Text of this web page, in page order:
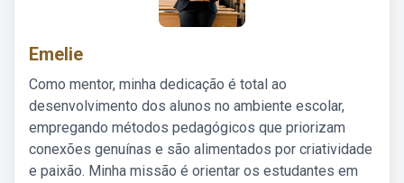
Emelie
Como mentor, minha dedicação é total ao
desenvolvimento dos alunos no ambiente escolar,
empregando métodos pedagógicos que priorizam
conexões genuínas e são alimentados por criatividade
e paixão. Minha missão é orientar os estudantes em